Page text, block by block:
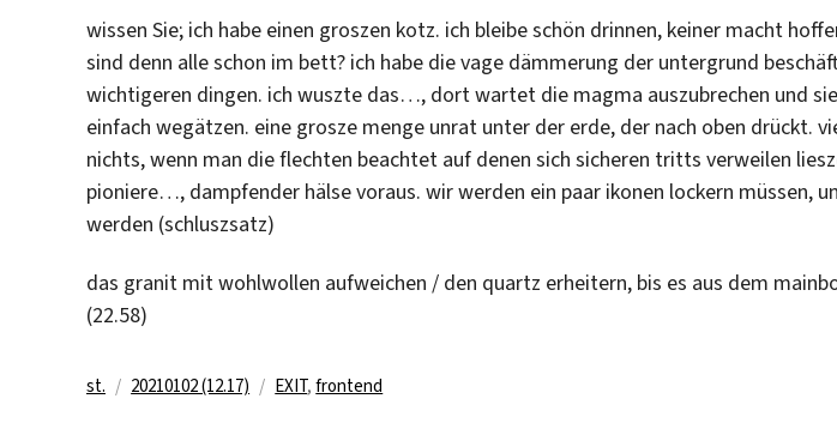
wissen Sie; ich habe einen groszen kotz. ich bleibe schön drinnen, keiner macht
sind denn alle schon im bett? ich habe die vage dämmerung der untergrund
wichtigeren dingen. ich wuszte das…, dort wartet die magma auszubrechen und
einfach wegätzen. eine grosze menge unrat unter der erde, der nach oben drückt.
nichts, wenn man die flechten beachtet auf denen sich sicheren tritts verweilen
pioniere…, dampfender hälse voraus. wir werden ein paar ikonen lockern müssen,
werden (schluszsatz)
das granit mit wohlwollen aufweichen / den quartz erheitern, bis es aus dem
(22.58)
Autor
st.
Veröffentlicht
20210102 (12.17) Kategorien
EXIT,frontend